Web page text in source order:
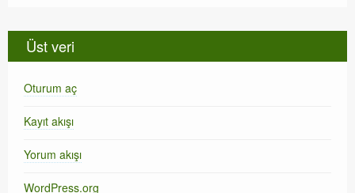
Üst veri
Oturum aç
Kayıt akışı
Yorum akışı
WordPress.org